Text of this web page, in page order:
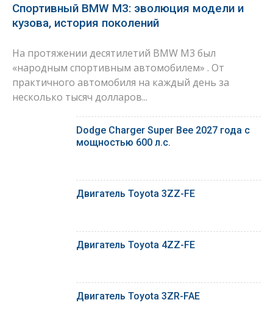
Спортивный BMW M3: эволюция модели и
кузова, история поколений
На протяжении десятилетий BMW M3 был
«народным спортивным автомобилем» . От
практичного автомобиля на каждый день за
несколько тысяч долларов...
Dodge Charger Super Bee 2027 года с
мощностью 600 л.с.
Двигатель Toyota 3ZZ-FE
Двигатель Toyota 4ZZ-FE
Двигатель Toyota 3ZR-FAE